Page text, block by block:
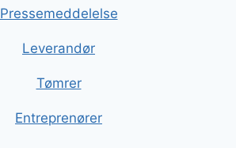
Pressemeddelelse
Leverandør
Tømrer
Entreprenører